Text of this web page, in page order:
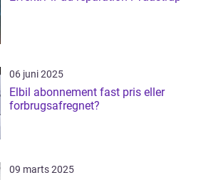
06 juni 2025
Elbil abonnement fast pris eller
forbrugsafregnet?
09 marts 2025